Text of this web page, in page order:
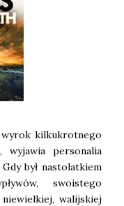
kilkukrotnego
wyjawia personalia
był nastolatkiem
swoistego
walijskiej